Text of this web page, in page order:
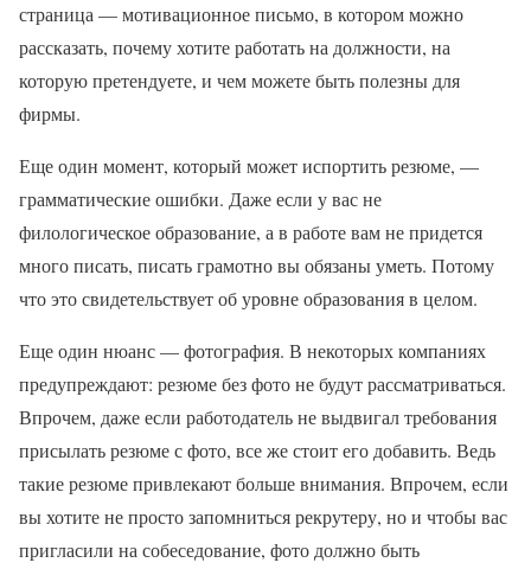
страница — мотивационное письмо, в котором можно
рассказать, почему хотите работать на должности, на
которую претендуете, и чем можете быть полезны для
фирмы.
Еще один момент, который может испортить резюме, —
грамматические ошибки. Даже если у вас не
филологическое образование, а в работе вам не придется
много писать, писать грамотно вы обязаны уметь. Потому
что это свидетельствует об уровне образования в целом.
Еще один нюанс — фотография. В некоторых компаниях
предупреждают: резюме без фото не будут рассматриваться.
Впрочем, даже если работодатель не выдвигал требования
присылать резюме с фото, все же стоит его добавить. Ведь
такие резюме привлекают больше внимания. Впрочем, если
вы хотите не просто запомниться рекрутеру, но и чтобы вас
пригласили на собеседование, фото должно быть